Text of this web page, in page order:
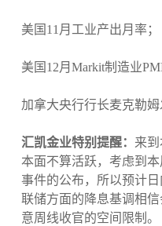
美国11月工业产出月率；
美国12月Markit制造业
加拿大央行行长麦克勒姆
汇凯金业特别提醒： 来
本面不算活跃，考虑到
事件的公布，所以预计
联储方面的降息基调相
意周线收官的空间限制。